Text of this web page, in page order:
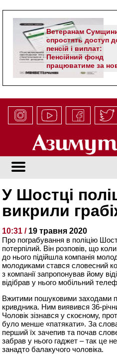
Ветеранам
спростять доступ
пенсій і виплат:
Пенсійний фонд
працюватиме за
алгоритмом
У Шостці
викрили
10:31 / 19 травня 2020
Про пограбування в поліцію
потерпілий. Він розповів, що коли
до нього підійшла компанія
молодиками стався словесний
з компанії запропонував йому
відібрав у нього мобільний
Вжитими пошуковими заходами
кривдника. Ним виявився 36-
Чоловік зізнався у скоєному,
було менше «патякати». За
перший їх зачепив та почав
забрав у нього гаджет – так це
занадто балакучого чоловіка.